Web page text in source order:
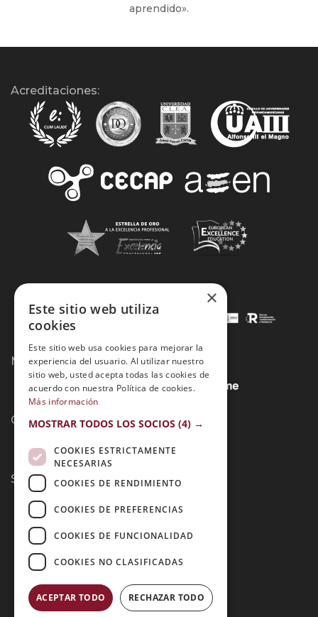
aprendido».
Acreditaciones:
Métodos de Pago:
Contacto:
Síguenos:
×
Este sitio web utiliza
cookies
Este sitio web usa cookies para mejorar la
experiencia del usuario. Al utilizar nuestro
sitio web, usted acepta todas las cookies de
acuerdo con nuestra Política de cookies.
Más información
MOSTRAR TODOS LOS SOCIOS (4) →
COOKIES ESTRICTAMENTE
NECESARIAS
COOKIES DE RENDIMIENTO
COOKIES DE PREFERENCIAS
COOKIES DE FUNCIONALIDAD
COOKIES NO CLASIFICADAS
ACEPTAR TODO RECHAZAR TODO